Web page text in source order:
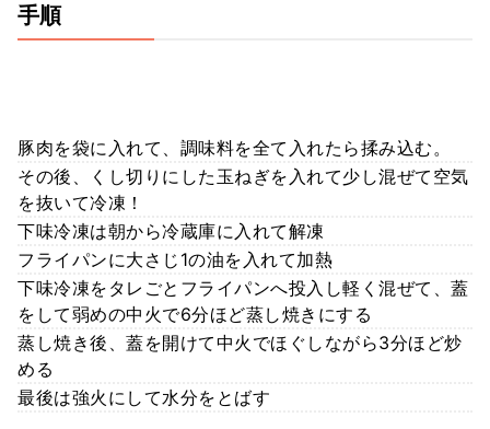
手順
豚肉を袋に入れて、調味料を全て入れたら揉み込む。
その後、くし切りにした玉ねぎを入れて少し混ぜて空気
を抜いて冷凍！
下味冷凍は朝から冷蔵庫に入れて解凍
フライパンに大さじ1の油を入れて加熱
下味冷凍をタレごとフライパンへ投入し軽く混ぜて、蓋
をして弱めの中火で6分ほど蒸し焼きにする
蒸し焼き後、蓋を開けて中火でほぐしながら3分ほど炒
める
最後は強火にして水分をとばす